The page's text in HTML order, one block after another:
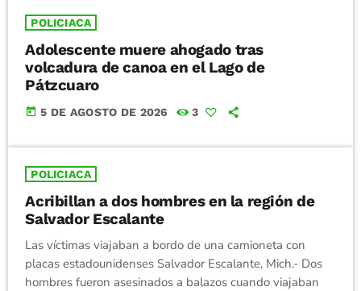
POLICIACA
Adolescente muere ahogado tras
volcadura de canoa en el Lago de
Pátzcuaro
today 5 DE AGOSTO DE 2026 3
POLICIACA
Acribillan a dos hombres en la región de
Salvador Escalante
Las víctimas viajaban a bordo de una camioneta con
placas estadounidenses Salvador Escalante, Mich.- Dos
hombres fueron asesinados a balazos cuando viajaban